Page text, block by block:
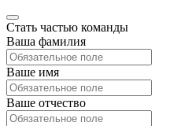
Стать частью команды
Ваша фамилия
Ваше имя
Ваше отчество